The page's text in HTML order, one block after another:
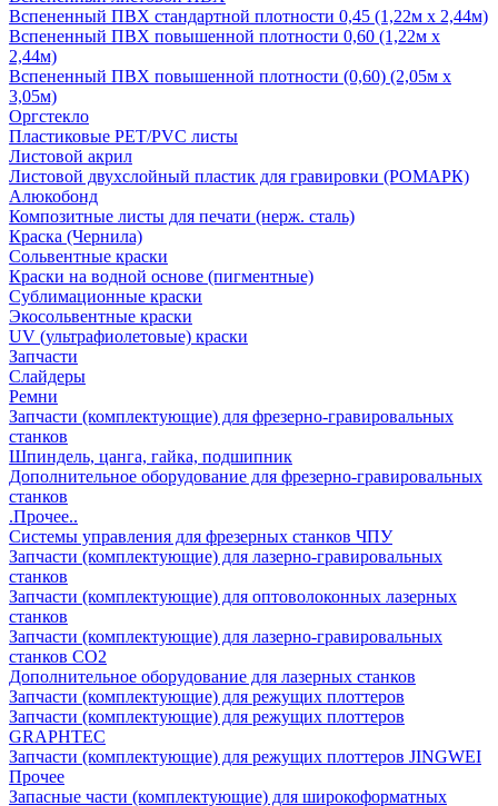
Вспененный ПВХ стандартной плотности 0,45 (1,22м х 2,44м)
Вспененный ПВХ повышенной плотности 0,60 (1,22м х
2,44м)
Вспененный ПВХ повышенной плотности (0,60) (2,05м х
3,05м)
Оргстекло
Пластиковые PET/PVC листы
Листовой акрил
Листовой двухслойный пластик для гравировки (РОМАРК)
Алюкобонд
Композитные листы для печати (нерж. сталь)
Краска (Чернила)
Сольвентные краски
Краски на водной основе (пигментные)
Сублимационные краски
Экосольвентные краски
UV (ультрафиолетовые) краски
Запчасти
Слайдеры
Ремни
Запчасти (комплектующие) для фрезерно-гравировальных
станков
Шпиндель, цанга, гайка, подшипник
Дополнительное оборудование для фрезерно-гравировальных
станков
.Прочее..
Системы управления для фрезерных станков ЧПУ
Запчасти (комплектующие) для лазерно-гравировальных
станков
Запчасти (комплектующие) для оптоволоконных лазерных
станков
Запчасти (комплектующие) для лазерно-гравировальных
станков CO2
Дополнительное оборудование для лазерных станков
Запчасти (комплектующие) для режущих плоттеров
Запчасти (комплектующие) для режущих плоттеров
GRAPHTEC
Запчасти (комплектующие) для режущих плоттеров JINGWEI
Прочее
Запасные части (комплектующие) для широкоформатных